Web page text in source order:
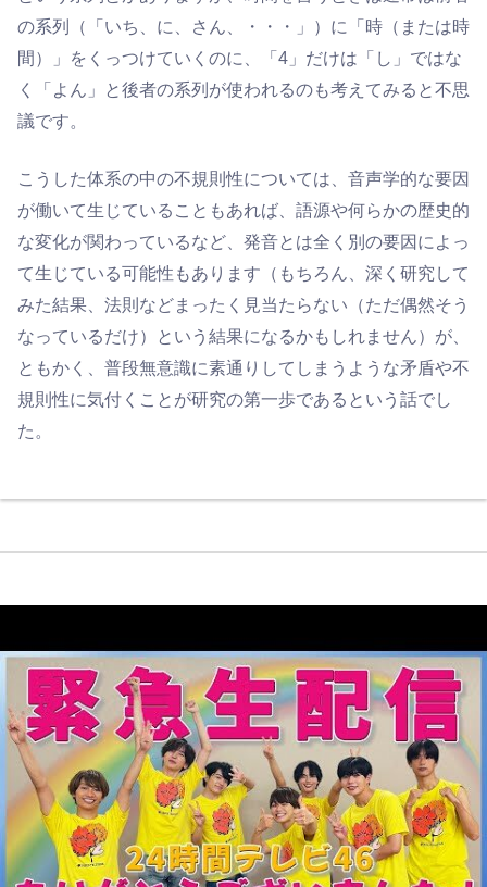
の系列（「いち、に、さん、・・・」）に「時（または時
間）」をくっつけていくのに、「4」だけは「し」ではな
く「よん」と後者の系列が使われるのも考えてみると不思
議です。
こうした体系の中の不規則性については、音声学的な要因
が働いて生じていることもあれば、語源や何らかの歴史的
な変化が関わっているなど、発音とは全く別の要因によっ
て生じている可能性もあります（もちろん、深く研究して
みた結果、法則などまったく見当たらない（ただ偶然そう
なっているだけ）という結果になるかもしれません）が、
ともかく、普段無意識に素通りしてしまうような矛盾や不
規則性に気付くことが研究の第一歩であるという話でし
た。